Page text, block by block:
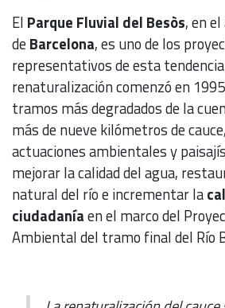
El Parque Fluvial del Besòs, en
deBarcelona, es uno de los
representativos de esta
renaturalización comenzó en
tramos más degradados de la
más de nueve kilómetros de
actuaciones ambientales y
mejorar la calidad del agua,
natural del río e incrementar la
ciudadaníaen el marco del
Ambiental del tramo final del Río